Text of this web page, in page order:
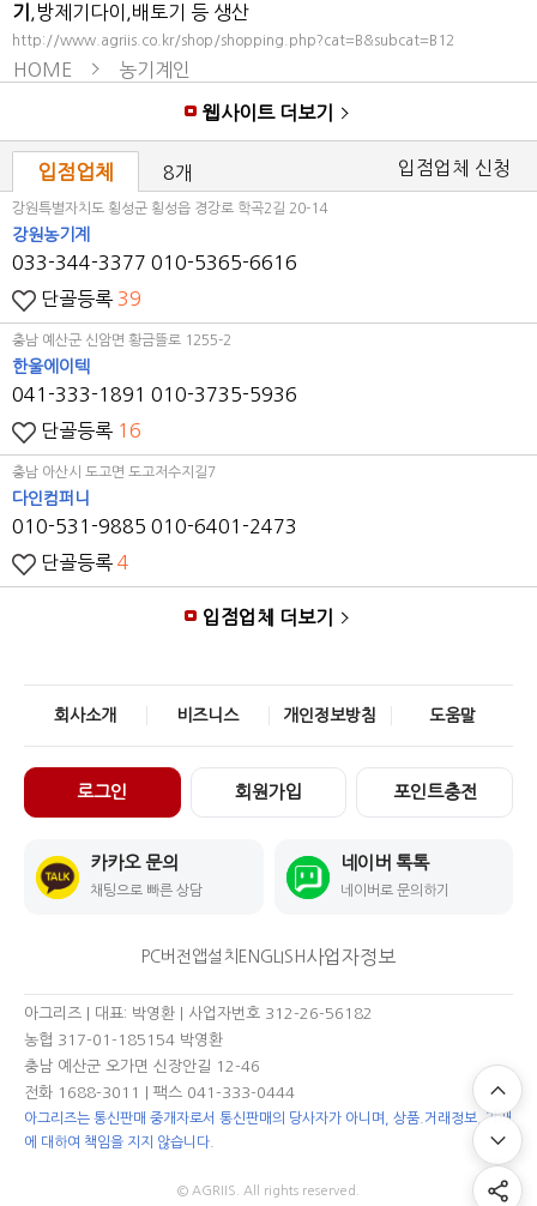
기 ,방제기다이,배토기 등 생산
http://www.agriis.co.kr/shop/shopping.php?cat=B&subcat=B12
HOME 농기계인
웹사이트 더보기
입점업체 8개 입점업체 신청
강원특별자치도 횡성군 횡성읍 경강로 학곡2길 20-14
강원농기계
033-344-3377 010-5365-6616
단골등록 39
충남 예산군 신암면 황금뜰로 1255-2
한울에이텍
041-333-1891 010-3735-5936
단골등록 16
충남 아산시 도고면 도고저수지길7
다인컴퍼니
010-531-9885 010-6401-2473
단골등록 4
입점업체 더보기
회사소개 비즈니스 개인정보방침 도움말
로그인 회원가입 포인트충전
카카오 문의
채팅으로 빠른 상담
네이버 톡톡
네이버로 문의하기
PC버전 앱설치 ENGLISH 사업자정보
아그리즈 | 대표: 박영환 | 사업자번호 312-26-56182
농협 317-01-185154 박영환
충남 예산군 오가면 신장안길 12-46
전화 1688-3011
| 팩스 041-333-0444
아그리즈는 통신판매 중개자로서 통신판매의 당사자가 아니며, 상품.거래정보, 거래
에 대하여 책임을 지지 않습니다.
© AGRIIS. All rights reserved.